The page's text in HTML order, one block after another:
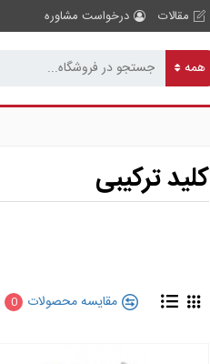
مقالات درخواست مشاوره
همه
کلید ترکیبی
مقایسه محصولات 0